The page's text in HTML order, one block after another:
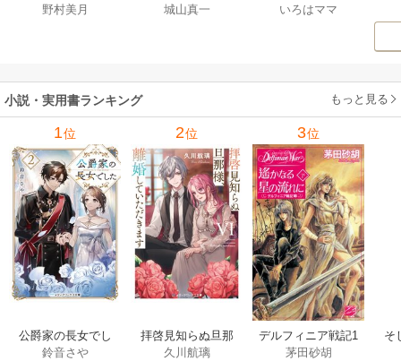
五月くんの夏のお
野村美月
巻
城山真一
生です マンガ
いろはママ
小説・実用書ランキング もっと見る
1位
公爵家の長女でし
た
鈴音さや
2位
拝啓見知らぬ旦那
様、離婚していた
久川航璃
3位
デルフィニア戦記1
茅田砂胡
そ